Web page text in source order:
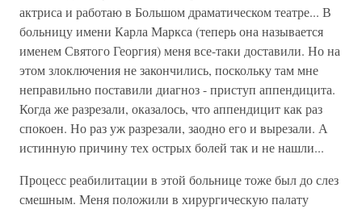
актриса и работаю в Большом драматическом театре... В
больницу имени Карла Маркса (теперь она называется
именем Святого Георгия) меня все-таки доставили. Но на
этом злоключения не закончились, поскольку там мне
неправильно поставили диагноз - приступ аппендицита.
Когда же разрезали, оказалось, что аппендицит как раз
спокоен. Но раз уж разрезали, заодно его и вырезали. А
истинную причину тех острых болей так и не нашли...
Процесс реабилитации в этой больнице тоже был до слез
смешным. Меня положили в хирургическую палату